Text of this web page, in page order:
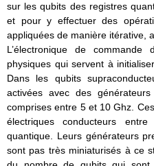
sur les qubits des registres
et pour y effectuer des
appliquées de manière itérative,
L’électronique de
physiques qui servent à
Dans les qubits
activées avec des
comprises entre 5 et 10 Ghz.
électriques conducteurs
quantique. Leurs générateurs
sont pas très miniaturisés à ce